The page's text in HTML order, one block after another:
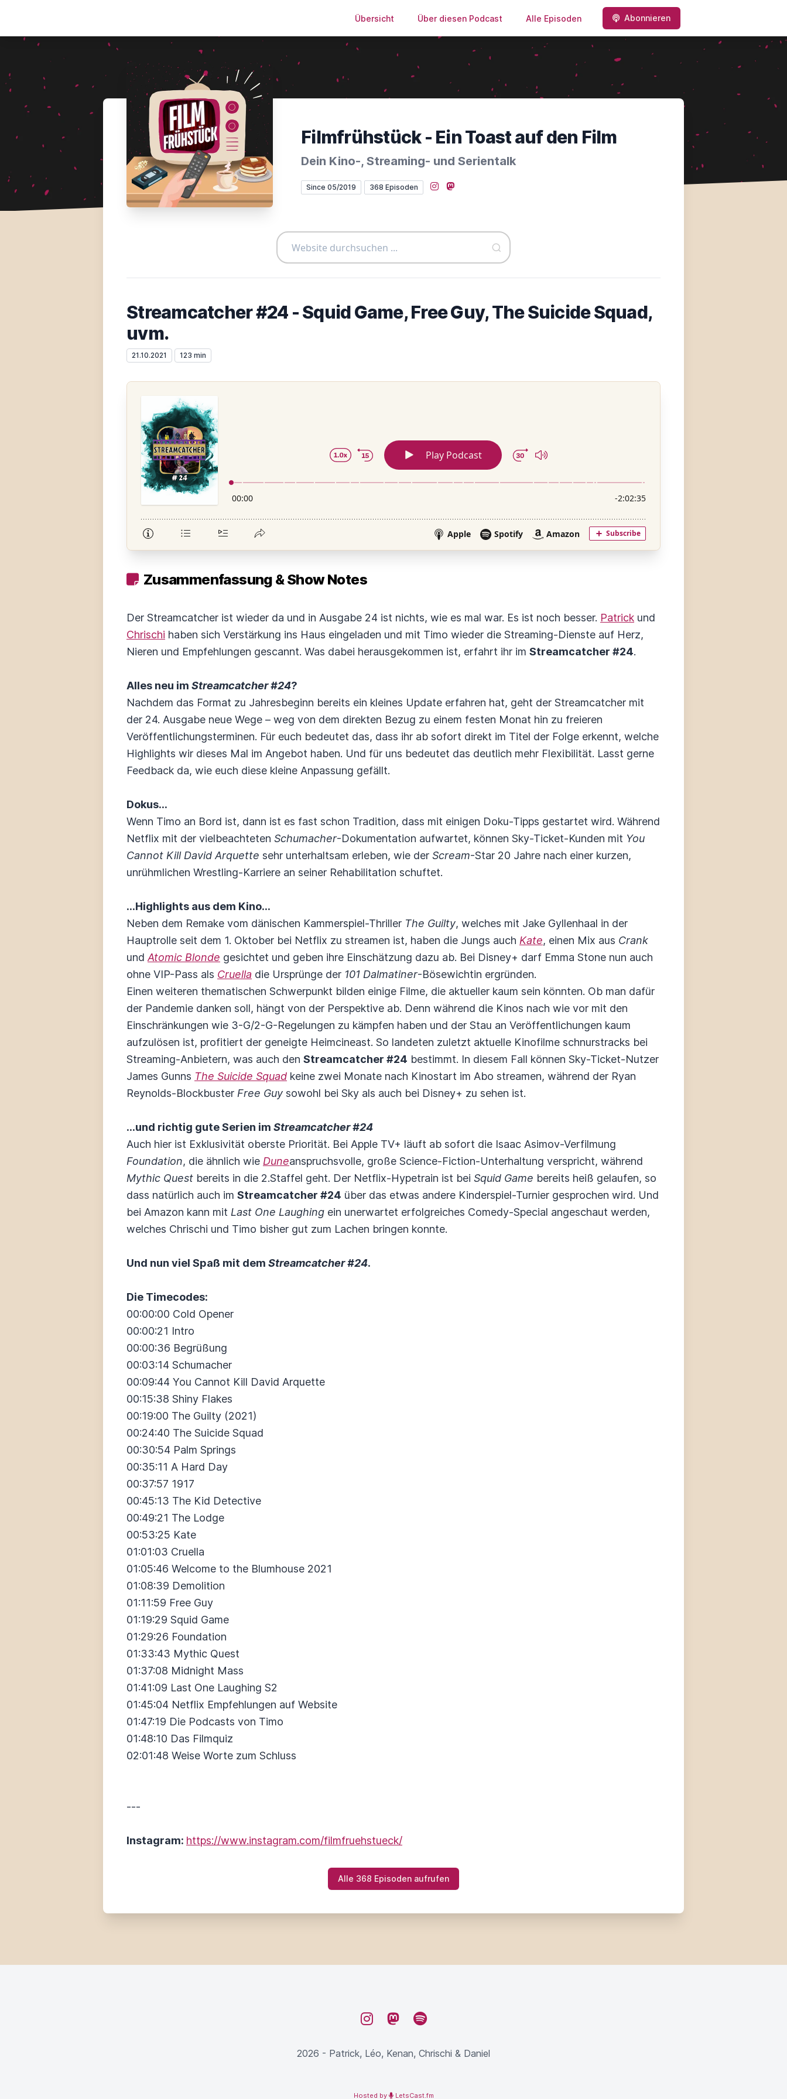
Übersicht Über diesen Podcast Alle Episoden Abonnieren
Filmfrühstück - Ein Toast auf den Film
Dein Kino-, Streaming- und Serientalk
Since 05/2019 368 Episoden Instagram
Mastodon
Streamcatcher #24 - Squid Game, Free Guy, The Suicide Squad,
uvm.
21.10.2021 123 min
Zusammenfassung & Show Notes
Der Streamcatcher ist wieder da und in Ausgabe 24 ist nichts, wie es mal war. Es ist noch besser. Patrick und
Chrischi haben sich Verstärkung ins Haus eingeladen und mit Timo wieder die Streaming-Dienste auf Herz,
Nieren und Empfehlungen gescannt. Was dabei herausgekommen ist, erfahrt ihr im Streamcatcher #24.
Alles neu im Streamcatcher #24?
Nachdem das Format zu Jahresbeginn bereits ein kleines Update erfahren hat, geht der Streamcatcher mit
der 24. Ausgabe neue Wege – weg von dem direkten Bezug zu einem festen Monat hin zu freieren
Veröffentlichungsterminen. Für euch bedeutet das, dass ihr ab sofort direkt im Titel der Folge erkennt, welche
Highlights wir dieses Mal im Angebot haben. Und für uns bedeutet das deutlich mehr Flexibilität. Lasst gerne
Feedback da, wie euch diese kleine Anpassung gefällt.
Dokus...
Wenn Timo an Bord ist, dann ist es fast schon Tradition, dass mit einigen Doku-Tipps gestartet wird. Während
Netflix mit der vielbeachteten Schumacher-Dokumentation aufwartet, können Sky-Ticket-Kunden mit You
Cannot Kill David Arquette sehr unterhaltsam erleben, wie der Scream-Star 20 Jahre nach einer kurzen,
unrühmlichen Wrestling-Karriere an seiner Rehabilitation schuftet.
...Highlights aus dem Kino...
Neben dem Remake vom dänischen Kammerspiel-Thriller The Guilty, welches mit Jake Gyllenhaal in der
Hauptrolle seit dem 1. Oktober bei Netflix zu streamen ist, haben die Jungs auch Kate, einen Mix aus Crank
und Atomic Blonde gesichtet und geben ihre Einschätzung dazu ab. Bei Disney+ darf Emma Stone nun auch
ohne VIP-Pass als Cruella die Ursprünge der 101 Dalmatiner-Bösewichtin ergründen.
Einen weiteren thematischen Schwerpunkt bilden einige Filme, die aktueller kaum sein könnten. Ob man dafür
der Pandemie danken soll, hängt von der Perspektive ab. Denn während die Kinos nach wie vor mit den
Einschränkungen wie 3-G/2-G-Regelungen zu kämpfen haben und der Stau an Veröffentlichungen kaum
aufzulösen ist, profitiert der geneigte Heimcineast. So landeten zuletzt aktuelle Kinofilme schnurstracks bei
Streaming-Anbietern, was auch den Streamcatcher #24 bestimmt. In diesem Fall können Sky-Ticket-Nutzer
James Gunns The Suicide Squad keine zwei Monate nach Kinostart im Abo streamen, während der Ryan
Reynolds-Blockbuster Free Guy sowohl bei Sky als auch bei Disney+ zu sehen ist.
...und richtig gute Serien im Streamcatcher #24
Auch hier ist Exklusivität oberste Priorität. Bei Apple TV+ läuft ab sofort die Isaac Asimov-Verfilmung
Foundation, die ähnlich wie Duneanspruchsvolle, große Science-Fiction-Unterhaltung verspricht, während
Mythic Quest bereits in die 2.Staffel geht. Der Netflix-Hypetrain ist bei Squid Game bereits heiß gelaufen, so
dass natürlich auch im Streamcatcher #24 über das etwas andere Kinderspiel-Turnier gesprochen wird. Und
bei Amazon kann mit Last One Laughing ein unerwartet erfolgreiches Comedy-Special angeschaut werden,
welches Chrischi und Timo bisher gut zum Lachen bringen konnte.
Und nun viel Spaß mit dem Streamcatcher #24.
Die Timecodes:
00:00:00 Cold Opener
00:00:21 Intro
00:00:36 Begrüßung
00:03:14 Schumacher
00:09:44 You Cannot Kill David Arquette
00:15:38 Shiny Flakes
00:19:00 The Guilty (2021)
00:24:40 The Suicide Squad
00:30:54 Palm Springs
00:35:11 A Hard Day
00:37:57 1917
00:45:13 The Kid Detective
00:49:21 The Lodge
00:53:25 Kate
01:01:03 Cruella
01:05:46 Welcome to the Blumhouse 2021
01:08:39 Demolition
01:11:59 Free Guy
01:19:29 Squid Game
01:29:26 Foundation
01:33:43 Mythic Quest
01:37:08 Midnight Mass
01:41:09 Last One Laughing S2
01:45:04 Netflix Empfehlungen auf Website
01:47:19 Die Podcasts von Timo
01:48:10 Das Filmquiz
02:01:48 Weise Worte zum Schluss
---
Instagram: https://www.instagram.com/filmfruehstueck/
Alle 368 Episoden aufrufen
InstagramMastodon
Spotify
2026 - Patrick, Léo, Kenan, Chrischi & Daniel
Hosted by LetsCast.fm